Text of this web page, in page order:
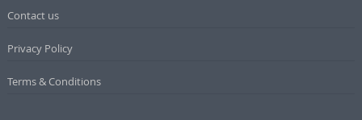
Contact us
Privacy Policy
Terms & Conditions